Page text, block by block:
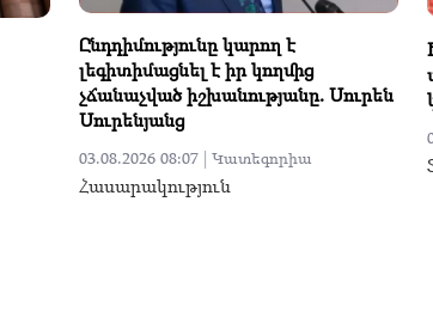
Ընդդիմությունը կարող է
լեգիտիմացնել է իր կողմից
չճանաչված իշխանությանը. Սուրեն
Սուրենյանց
03.08.2026 08:07 | Կատեգորիա
Հասարակություն